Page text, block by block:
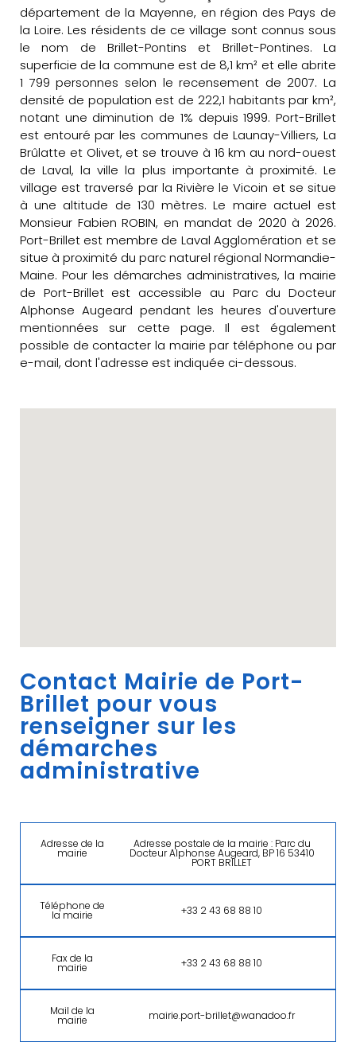
département de la Mayenne, en région des Pays de
la Loire. Les résidents de ce village sont connus sous
le nom de Brillet-Pontins et Brillet-Pontines. La
superficie de la commune est de 8,1 km² et elle abrite
1 799 personnes selon le recensement de 2007. La
densité de population est de 222,1 habitants par km²,
notant une diminution de 1% depuis 1999. Port-Brillet
est entouré par les communes de Launay-Villiers, La
Brûlatte et Olivet, et se trouve à 16 km au nord-ouest
de Laval, la ville la plus importante à proximité. Le
village est traversé par la Rivière le Vicoin et se situe
à une altitude de 130 mètres. Le maire actuel est
Monsieur Fabien ROBIN, en mandat de 2020 à 2026.
Port-Brillet est membre de Laval Agglomération et se
situe à proximité du parc naturel régional Normandie-
Maine. Pour les démarches administratives, la mairie
de Port-Brillet est accessible au Parc du Docteur
Alphonse Augeard pendant les heures d'ouverture
mentionnées sur cette page. Il est également
possible de contacter la mairie par téléphone ou par
e-mail, dont l'adresse est indiquée ci-dessous.
Contact Mairie de Port-
Brillet pour vous
renseigner sur les
démarches
administrative
Adresse de la
mairie
Adresse postale de la mairie : Parc du
Docteur Alphonse Augeard, BP 16 53410
PORT BRILLET
Téléphone de
la mairie +33 2 43 68 88 10
Fax de la
mairie +33 2 43 68 88 10
Mail de la
mairie mairie.port-brillet@wanadoo.fr